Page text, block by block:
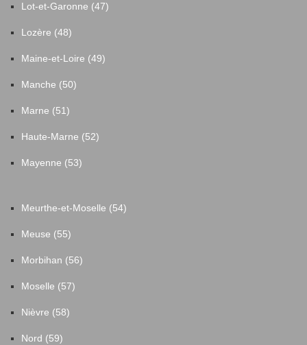
Lot-et-Garonne (47)
Lozère (48)
Maine-et-Loire (49)
Manche (50)
Marne (51)
Haute-Marne (52)
Mayenne (53)
Meurthe-et-Moselle (54)
Meuse (55)
Morbihan (56)
Moselle (57)
Nièvre (58)
Nord (59)